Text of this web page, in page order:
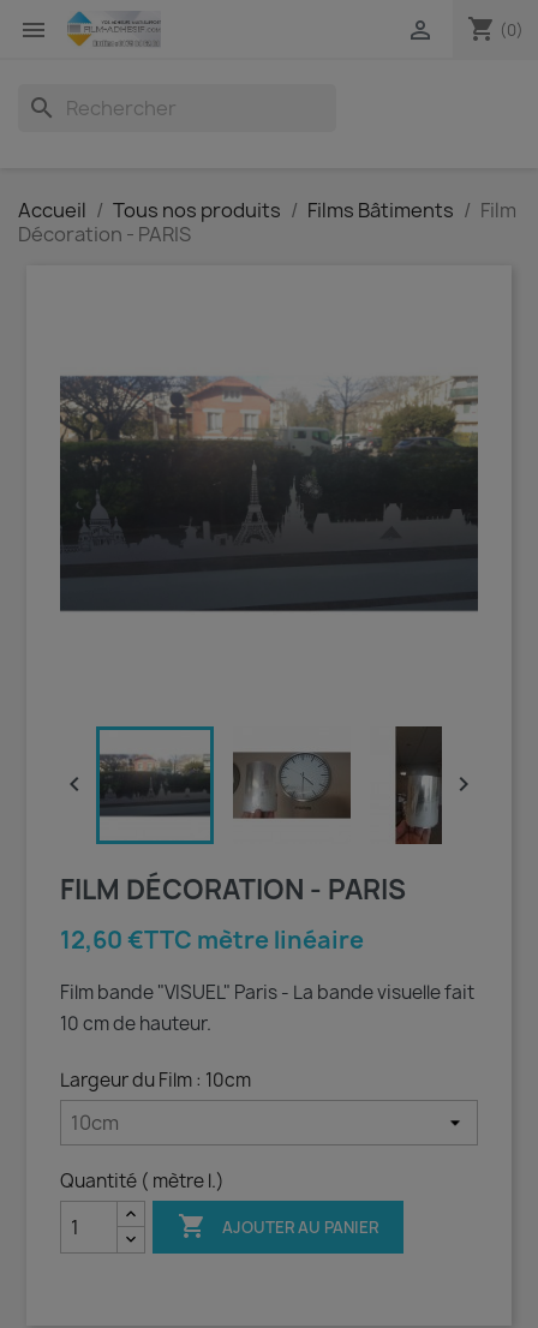
 shopping_cart (0)

search
Accueil Tous nos produits Films Bâtiments
Film
Décoration - PARIS
 
FILM DÉCORATION - PARIS
12,60 €TTC mètre linéaire
Film bande "VISUEL" Paris - La bande visuelle fait
10 cm de hauteur.
Largeur du Film : 10cm
Quantité ( mètre l.)
 AJOUTER AU PANIER